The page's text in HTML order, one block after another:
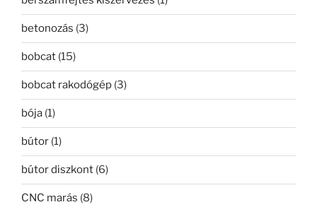
betonozás (3)
bobcat (15)
bobcat rakodógép (3)
bója (1)
bútor (1)
bútor diszkont (6)
CNC marás (8)